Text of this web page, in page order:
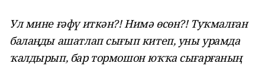
Ул мине ғәфү иткән?! Нимә өсөн?! Туҡмалған
балаңды ашатлап сығып китеп, уны урамда
ҡалдырып, бар тормошон юҡҡа сығарғаның